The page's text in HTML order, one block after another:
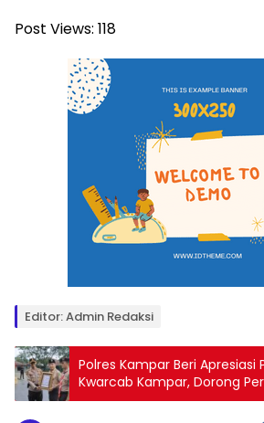
Post Views: 118
Editor: Admin Redaksi
Polres Kampar Beri Apresiasi
Kwarcab Kampar, Dorong
Karhutla